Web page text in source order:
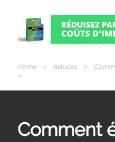
Home > Astuces >
?
Comment